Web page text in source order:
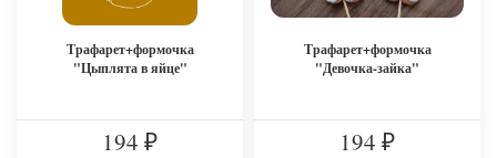
Трафарет+формочка
"Цыплята в яйце"
194 ₽
Трафарет+формочка
"Девочка-зайка"
194 ₽